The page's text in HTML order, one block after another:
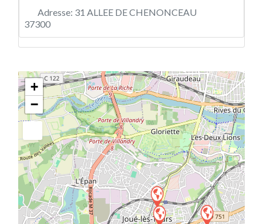
Adresse: 31 ALLEE DE CHENONCEAU
37300
+
−